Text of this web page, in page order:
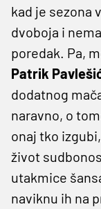
kad je sezona
dvoboja i
poredak. Pa,
Patrik
dodatnog
naravno, o
onaj tko
život
utakmice
naviknu ih na